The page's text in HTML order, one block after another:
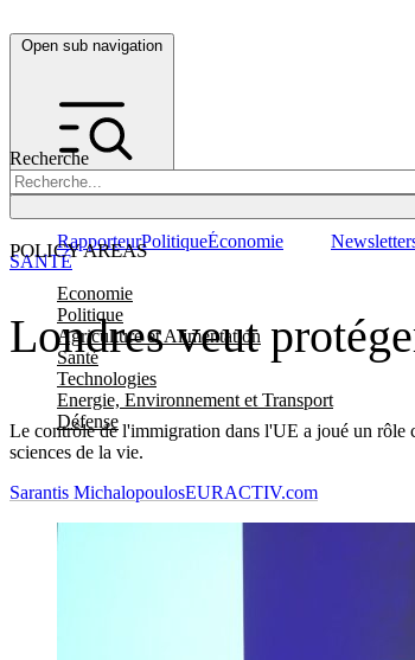
Open sub navigation
Recherche
POLICY AREAS
Economie
Politique
Agriculture et Alimentation
Santé
Technologies
Energie, Environnement et Transport
Défense
RapporteurPolitiqueÉconomie
Londres veut
Le contrôle de l'immigration dans l'UE a joué un rôle
sciences de la vie.
SANTÉ
Sarantis MichalopoulosEURACTIV.com